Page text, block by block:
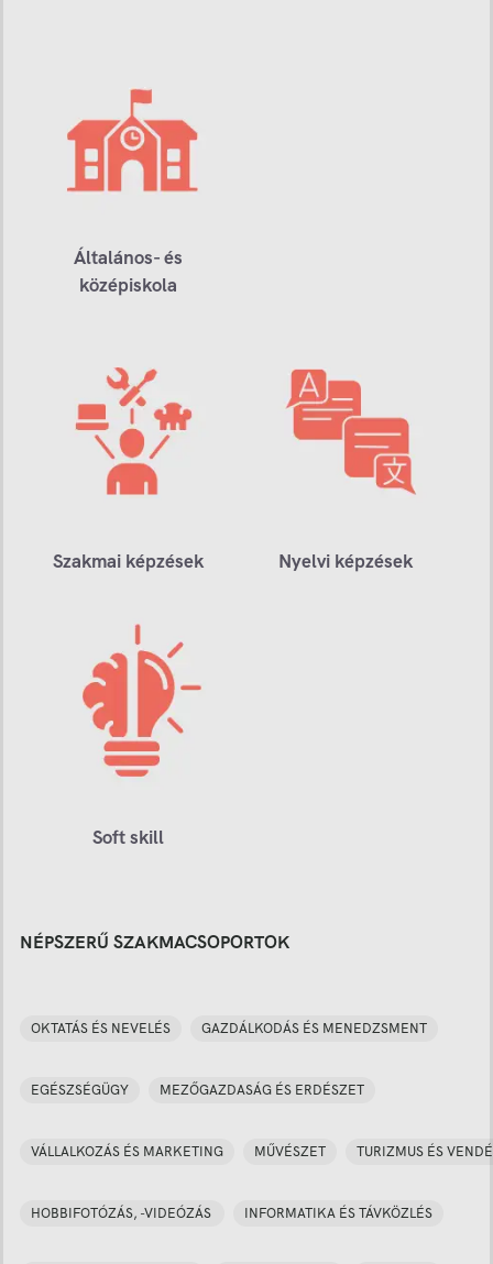
Általános- és
középiskola
Szakmai képzések Nyelvi képzések
Soft skill
NÉPSZERŰ SZAKMACSOPORTOK
OKTATÁS ÉS NEVELÉS GAZDÁLKODÁS ÉS MENEDZSMENT
EGÉSZSÉGÜGY MEZŐGAZDASÁG ÉS ERDÉSZET
VÁLLALKOZÁS ÉS MARKETING MŰVÉSZET TURIZMUS ÉS
HOBBIFOTÓZÁS, -VIDEÓZÁS INFORMATIKA ÉS TÁVKÖZLÉS